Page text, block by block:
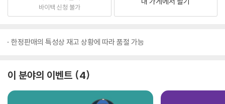
바이백 신청 불가
한정판매의 특성상 재고 상황에 따라 품절 가능
이 분야의 이벤트 4